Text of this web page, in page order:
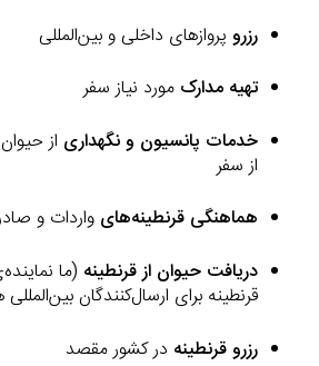
رزرو پروازهای داخلی و بین‌المللی
تهیه مدارک مورد نیاز سفر
خدمات پانسیون و نگهداری از
از سفر
هماهنگی قرنطینه‌های واردات و
دریافت حیوان از قرنطینه (ما
قرنطینه برای ارسال‌کنندگان
رزرو قرنطینه در کشور مقصد